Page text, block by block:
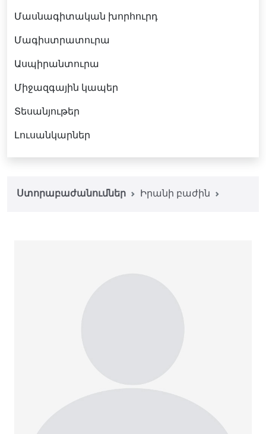
Մասնագիտական խորհուրդ
Մագիստրատուրա
Ասպիրանտուրա
Միջազգային կապեր
Տեսանյութեր
Լուսանկարներ
Ստորաբաժանումներ Իրանի բաժին